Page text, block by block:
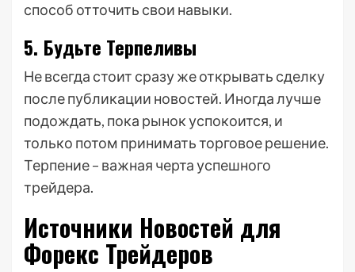
способ отточить свои навыки.
5. Будьте Терпеливы
Не всегда стоит сразу же открывать сделку
после публикации новостей. Иногда лучше
подождать, пока рынок успокоится, и
только потом принимать торговое решение.
Терпение – важная черта успешного
трейдера.
Источники Новостей для
Форекс Трейдеров